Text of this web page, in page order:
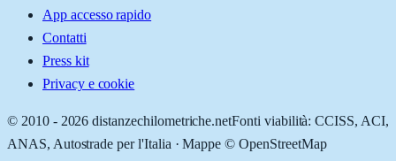
App accesso rapido
Contatti
Press kit
Privacy e cookie
© 2010 - 2026 distanzechilometriche.netFonti viabilità: CCISS, ACI,
ANAS, Autostrade per l'Italia · Mappe © OpenStreetMap